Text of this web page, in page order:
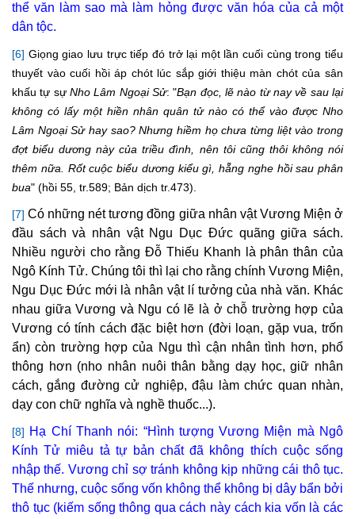
thể văn làm sao mà làm hỏng được văn hóa của cả một
dân tộc.
[6] Giọng giao lưu trực tiếp đó trở lại một lần cuối cùng trong tiểu
thuyết vào cuối hồi áp chót lúc sắp giới thiệu màn chót của sân
khấu tự sự Nho Lâm Ngoại Sử: "Bạn đọc, lẽ nào từ nay về sau lại
không có lấy một hiền nhân quân tử nào có thể vào được Nho
Lâm Ngoại Sử hay sao? Nhưng hiềm họ chưa từng liệt vào trong
đợt biểu dương này của triều đình, nên tôi cũng thôi không nói
thêm nữa. Rốt cuộc biểu dương kiểu gì, hẵng nghe hồi sau phân
bua" (hồi 55, tr.589; Bản dịch tr.473).
[7] Có những nét tương đồng giữa nhân vật Vương Miện ở
đầu sách và nhân vật Ngu Dục Đức quãng giữa sách.
Nhiều người cho rằng Đỗ Thiếu Khanh là phân thân của
Ngô Kính Tử. Chúng tôi thì lại cho rằng chính Vương Miện,
Ngu Dục Đức mới là nhân vật lí tưởng của nhà văn. Khác
nhau giữa Vương và Ngu có lẽ là ở chỗ trường hợp của
Vương có tính cách đặc biệt hơn (đời loạn, gặp vua, trốn
ẩn) còn trường hợp của Ngu thì cận nhân tình hơn, phổ
thông hơn (nho nhân nuôi thân bằng dạy học, giữ nhân
cách, gắng đường cử nghiệp, đậu làm chức quan nhàn,
dạy con chữ nghĩa và nghề thuốc...).
[8] Hạ Chí Thanh nói: “Hình tượng Vương Miện mà Ngô
Kính Tử miêu tả tự bản chất đã không thích cuộc sống
nhập thế. Vương chỉ sợ tránh không kịp những cái thô tục.
Thế nhưng, cuộc sống vốn không thể không bị dây bẩn bởi
thô tục (kiếm sống thông qua cách này cách kia vốn là các